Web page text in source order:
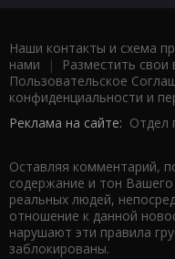
Наши контакты и схема
нами | Разместить
Пользовательское
конфиденциальности и
Реклама на сайте: Отдел
Оставляя комментарий,
содержание и тон
реальных людей,
отношение к данной
нарушают эти правила
заблокированы.